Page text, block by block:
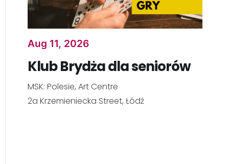
Aug 11, 2026
Klub Brydża dla seniorów
MSK: Polesie, Art Centre
2a Krzemieniecka Street, Łódź